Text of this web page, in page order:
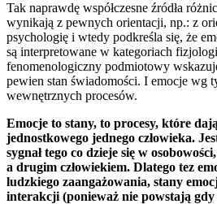
Tak naprawdę współczesne źródła
wynikają z pewnych orientacji, np.: z
psychologię i wtedy podkreśla się, że
są interpretowane w kategoriach
fenomenologiczny podmiotowy
pewien stan świadomości. I emocje wg
wewnętrznych procesów.
Emocje to stany, to procesy, które
jednostkowego jednego człowieka.
sygnał tego co dzieje się w
a drugim człowiekiem. Dlatego tez
ludzkiego zaangażowania, stany
interakcji (ponieważ nie powstają